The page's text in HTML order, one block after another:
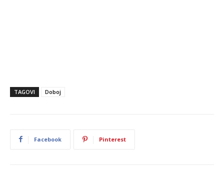
TAGOVI Doboj
Facebook Pinterest